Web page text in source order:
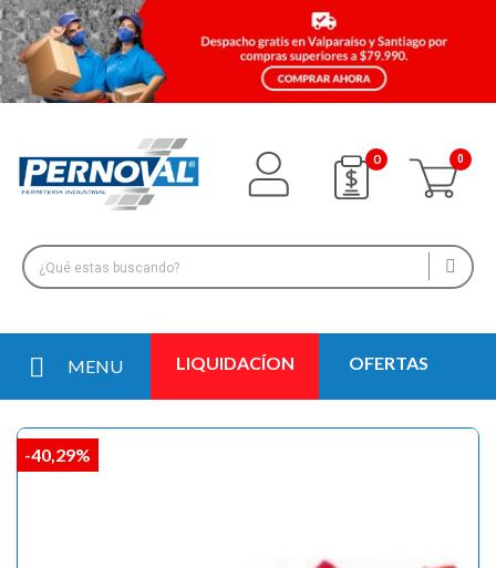
0
MENU LIQUIDACÍON OFERTAS
-40,29%